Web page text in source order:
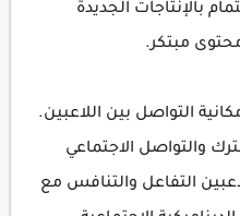
بالإنتاجات الجديدة
مبتكر.
التواصل بين اللاعبين.
والتواصل الاجتماعي
التفاعل والتنافس مع